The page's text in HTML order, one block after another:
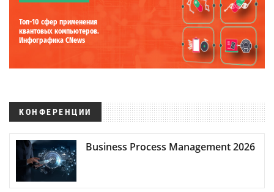
Топ-10 сфер применения
квантовых компьютеров.
Инфографика CNews
КОНФЕРЕНЦИИ
Business Process Management 2026